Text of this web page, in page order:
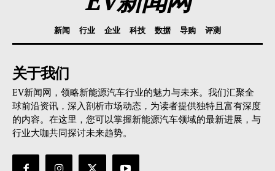
新闻 行业 企业 科技 数据 导购 评测
关于我们
EV新闻网，领略新能源汽车行业的魅力与未来。我们汇聚全
球前沿资讯，深入剖析市场动态，为读者提供独特且富有深度
的内容。在这里，您可以掌握新能源汽车领域的最新进展，与
行业大咖共同探讨未来趋势。